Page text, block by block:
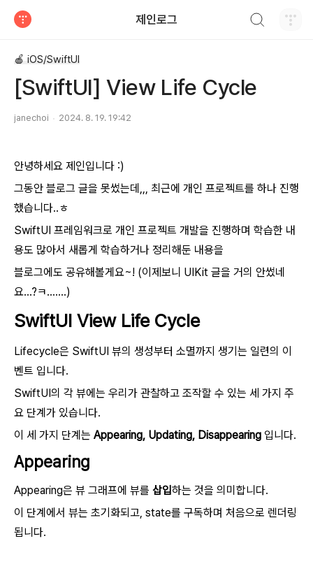
제인로그
🍎 iOS/SwiftUI
[SwiftUI] View Life Cycle
janechoi 2024. 8. 19. 19:42
안녕하세요 제인입니다 :)
그동안 블로그 글을 못썼는데,,, 최근에 개인 프로젝트를 하나 진행
했습니다..ㅎ
SwiftUI 프레임워크로 개인 프로젝트 개발을 진행하며 학습한 내
용도 많아서 새롭게 학습하거나 정리해둔 내용을
블로그에도 공유해볼게요~! (이제보니 UIKit 글을 거의 안썼네
요...?ㅋ.......)
SwiftUI View Life Cycle
Lifecycle은 SwiftUI 뷰의 생성부터 소멸까지 생기는 일련의 이
벤트 입니다.
SwiftUI의 각 뷰에는 우리가 관찰하고 조작할 수 있는 세 가지 주
요 단계가 있습니다.
이 세 가지 단계는 Appearing, Updating, Disappearing 입니다.
Appearing
Appearing은 뷰 그래프에 뷰를 삽입하는 것을 의미합니다.
이 단계에서 뷰는 초기화되고, state를 구독하며 처음으로 렌더링
됩니다.